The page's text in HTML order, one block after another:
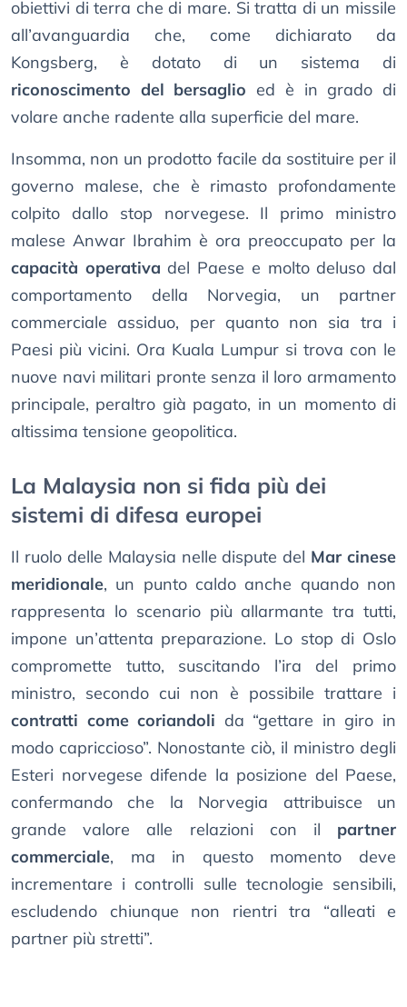
obiettivi di terra che di mare. Si tratta di un missile
all’avanguardia che, come dichiarato da
Kongsberg, è dotato di un sistema di
riconoscimento del bersaglio ed è in grado di
volare anche radente alla superficie del mare.
Insomma, non un prodotto facile da sostituire per il
governo malese, che è rimasto profondamente
colpito dallo stop norvegese. Il primo ministro
malese Anwar Ibrahim è ora preoccupato per la
capacità operativa del Paese e molto deluso dal
comportamento della Norvegia, un partner
commerciale assiduo, per quanto non sia tra i
Paesi più vicini. Ora Kuala Lumpur si trova con le
nuove navi militari pronte senza il loro armamento
principale, peraltro già pagato, in un momento di
altissima tensione geopolitica.
La Malaysia non si fida più dei
sistemi di difesa europei
Il ruolo delle Malaysia nelle dispute del Mar cinese
meridionale, un punto caldo anche quando non
rappresenta lo scenario più allarmante tra tutti,
impone un’attenta preparazione. Lo stop di Oslo
compromette tutto, suscitando l’ira del primo
ministro, secondo cui non è possibile trattare i
contratti come coriandoli da “gettare in giro in
modo capriccioso”. Nonostante ciò, il ministro degli
Esteri norvegese difende la posizione del Paese,
confermando che la Norvegia attribuisce un
grande valore alle relazioni con il partner
commerciale, ma in questo momento deve
incrementare i controlli sulle tecnologie sensibili,
escludendo chiunque non rientri tra “alleati e
partner più stretti”.